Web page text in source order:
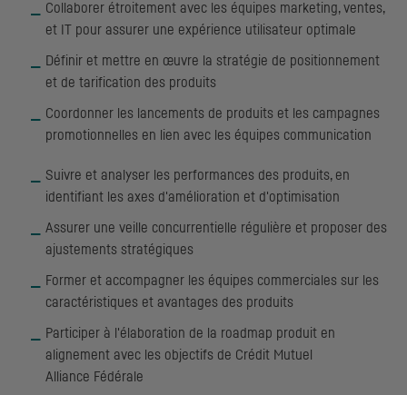
Collaborer étroitement avec les équipes marketing, ventes,
et IT pour assurer une expérience utilisateur optimale
Définir et mettre en œuvre la stratégie de positionnement
et de tarification des produits
Coordonner les lancements de produits et les campagnes
promotionnelles en lien avec les équipes communication
Suivre et analyser les performances des produits, en
identifiant les axes d'amélioration et d'optimisation
Assurer une veille concurrentielle régulière et proposer des
ajustements stratégiques
Former et accompagner les équipes commerciales sur les
caractéristiques et avantages des produits
Participer à l'élaboration de la roadmap produit en
alignement avec les objectifs de Crédit Mutuel
Alliance Fédérale